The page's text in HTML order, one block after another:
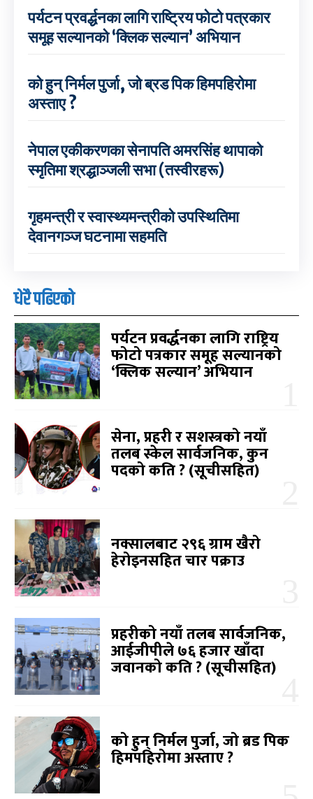
पर्यटन प्रवर्द्धनका लागि राष्ट्रिय फोटो पत्रकार
समूह सल्यानको ‘क्लिक सल्यान’ अभियान
को हुन् निर्मल पुर्जा, जो ब्रड पिक हिमपहिरोमा
अस्ताए ?
नेपाल एकीकरणका सेनापति अमरसिंह थापाको
स्मृतिमा श्रद्धाञ्जली सभा (तस्वीरहरू)
गृहमन्त्री र स्वास्थ्यमन्त्रीको उपस्थितिमा
देवानगञ्ज घटनामा सहमति
धेरै पढिएको
पर्यटन प्रवर्द्धनका लागि राष्ट्रिय
फोटो पत्रकार समूह सल्यानको
‘क्लिक सल्यान’ अभियान
सेना, प्रहरी र सशस्त्रको नयाँ
तलब स्केल सार्वजनिक, कुन
पदको कति ? (सूचीसहित)
नक्सालबाट २९६ ग्राम खैरो
हेरोइनसहित चार पक्राउ
प्रहरीको नयाँ तलब सार्वजनिक,
आईजीपीले ७६ हजार खाँदा
जवानको कति ? (सूचीसहित)
को हुन् निर्मल पुर्जा, जो ब्रड पिक
हिमपहिरोमा अस्ताए ?